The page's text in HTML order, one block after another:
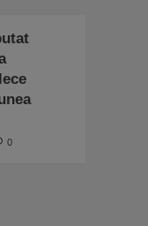
0